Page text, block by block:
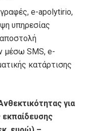
e-apolytirio,
υπηρεσίας
μέσω SMS, e-
κατάρτισης
για